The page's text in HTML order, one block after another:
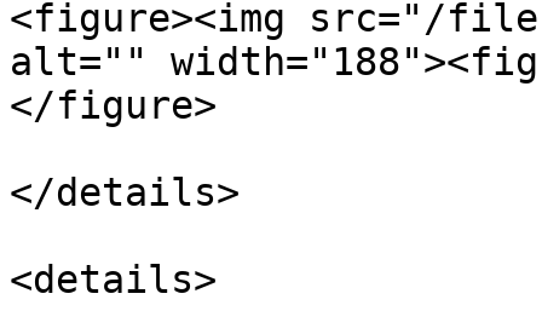
<figure><img src="/files/
alt=""
</figure>
</details>
<details>